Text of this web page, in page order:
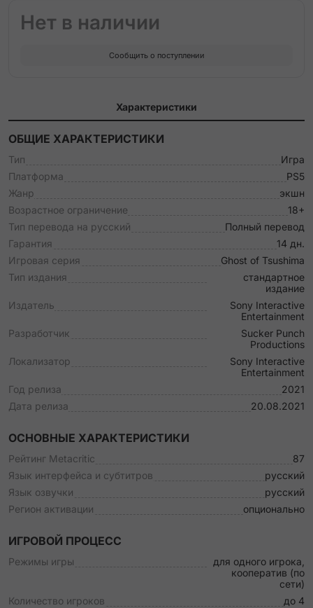
Нет в наличии
Сообщить о поступлении
Характеристики
ОБЩИЕ ХАРАКТЕРИСТИКИ
Тип
Игра
Платформа
PS5
Жанр
экшн
Возрастное ограничение
18+
Тип перевода на русский
Полный перевод
Гарантия
14 дн.
Игровая серия
Ghost of Tsushima
Тип издания
стандартное
издание
Издатель
Sony Interactive
Entertainment
Разработчик
Sucker Punch
Productions
Локализатор
Sony Interactive
Entertainment
Год релиза
2021
Дата релиза
20.08.2021
ОСНОВНЫЕ ХАРАКТЕРИСТИКИ
Рейтинг Metacritic
87
Язык интерфейса и субтитров
русский
Язык озвучки
русский
Регион активации
опционально
ИГРОВОЙ ПРОЦЕСС
Режимы игры
для одного игрока,
кооператив (по
сети)
Количество игроков
до 4